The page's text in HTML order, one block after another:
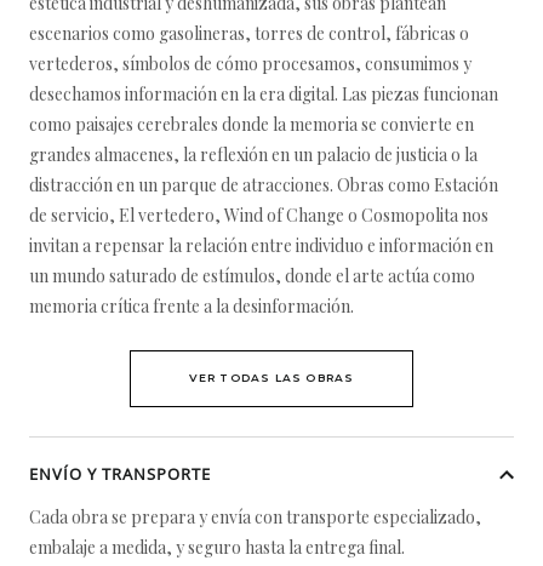
escenarios como gasolineras, torres de control, fábricas o
vertederos, símbolos de cómo procesamos, consumimos y
desechamos información en la era digital. Las piezas funcionan
como paisajes cerebrales donde la memoria se convierte en
grandes almacenes, la reflexión en un palacio de justicia o la
distracción en un parque de atracciones. Obras como Estación
de servicio, El vertedero, Wind of Change o Cosmopolita nos
invitan a repensar la relación entre individuo e información en
un mundo saturado de estímulos, donde el arte actúa como
memoria crítica frente a la desinformación.
VER TODAS LAS OBRAS
ENVÍO Y TRANSPORTE
Cada obra se prepara y envía con transporte especializado,
embalaje a medida, y seguro hasta la entrega final.